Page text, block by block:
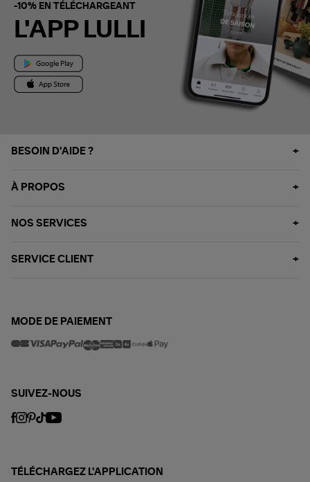
-10% EN TÉLÉCHARGEANT
L'APP LULLI
BESOIN D'AIDE ?
À PROPOS
NOS SERVICES
SERVICE CLIENT
MODE DE PAIEMENT
SUIVEZ-NOUS
TÉLÉCHARGEZ L'APPLICATION